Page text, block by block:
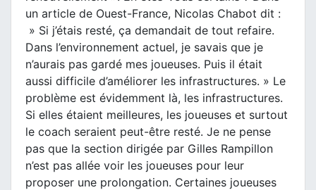
un article de Ouest-France, Nicolas Chabot dit :
» Si j’étais resté, ça demandait de tout refaire.
Dans l’environnement actuel, je savais que je
n’aurais pas gardé mes joueuses. Puis il était
aussi difficile d’améliorer les infrastructures. » Le
problème est évidemment là, les infrastructures.
Si elles étaient meilleures, les joueuses et surtout
le coach seraient peut-être resté. Je ne pense
pas que la section dirigée par Gilles Rampillon
n’est pas allée voir les joueuses pour leur
proposer une prolongation. Certaines joueuses